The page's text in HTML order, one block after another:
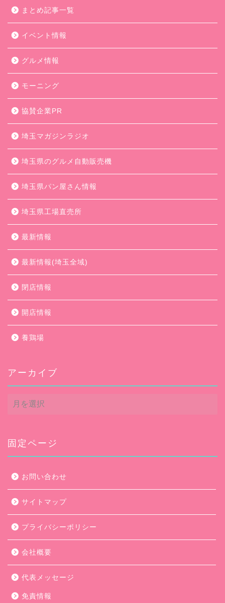
まとめ記事一覧
イベント情報
グルメ情報
モーニング
協賛企業PR
埼玉マガジンラジオ
埼玉県のグルメ自動販売機
埼玉県パン屋さん情報
埼玉県工場直売所
最新情報
最新情報(埼玉全域)
閉店情報
開店情報
養鶏場
アーカイブ
ア
ー
ブ
固定ページ
お問い合わせ
サイトマップ
プライバシーポリシー
会社概要
代表メッセージ
免責情報